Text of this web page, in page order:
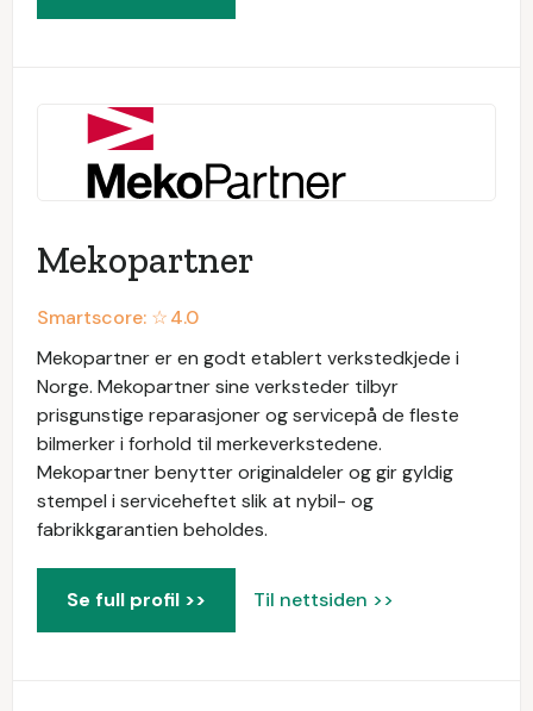
Mekopartner
Smartscore: ☆4.0
Mekopartner er en godt etablert verkstedkjede i
Norge. Mekopartner sine verksteder tilbyr
prisgunstige reparasjoner og servicepå de fleste
bilmerker i forhold til merkeverkstedene.
Mekopartner benytter originaldeler og gir gyldig
stempel i serviceheftet slik at nybil- og
fabrikkgarantien beholdes.
Se full profil >> Til nettsiden >>